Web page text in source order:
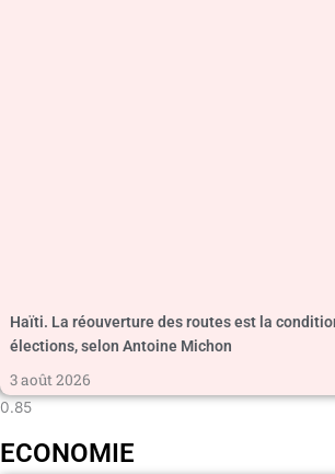
Haïti. La réouverture des routes est la
élections, selon Antoine Michon
3 août 2026
ECONOMIE